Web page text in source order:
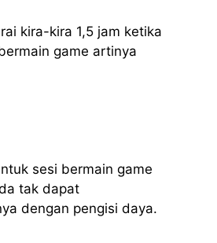
kira-kira 1,5 jam ketika
game artinya
sesi bermain game
tak dapat
dengan pengisi daya.